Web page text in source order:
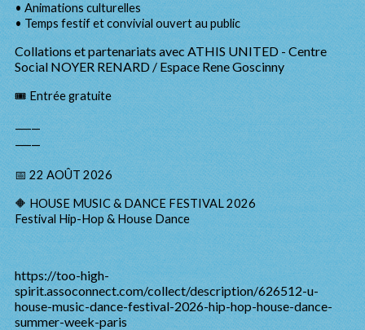
• Animations culturelles
• Temps festif et convivial ouvert au public
Collations et partenariats avec ATHIS UNITED - Centre
Social NOYER RENARD / Espace Rene Goscinny
🎟️ Entrée gratuite
⸻
⸻
📅 22 AOÛT 2026
🔶 HOUSE MUSIC & DANCE FESTIVAL 2026
Festival Hip-Hop & House Dance
https://too-high-
spirit.assoconnect.com/collect/description/626512-u-
house-music-dance-festival-2026-hip-hop-house-dance-
summer-week-paris